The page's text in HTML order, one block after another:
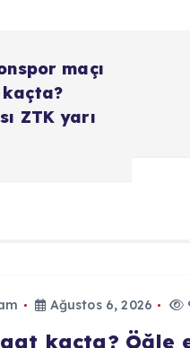
maçı
ZTK yarı
Ağustos 6, 2026
kaçta? Öğle